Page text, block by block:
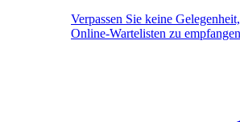
Verpassen Sie keine
Online-Wartelisten zu